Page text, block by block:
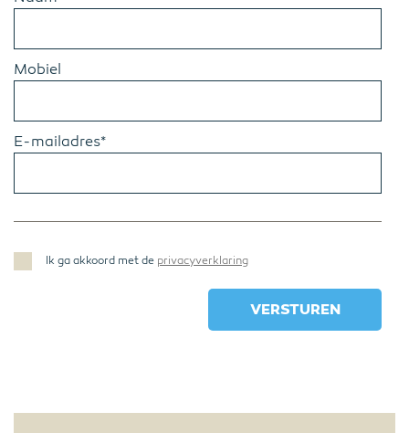
Mobiel
E-mailadres*
Ik ga akkoord met de privacyverklaring